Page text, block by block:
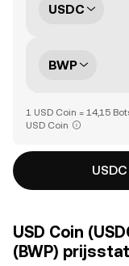
USDC
BWP
1 USD Coin = 14,15
USD Coin
USD Coin
(BWP)